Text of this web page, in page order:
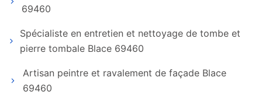
69460
Spécialiste en entretien et nettoyage de tombe et
pierre tombale Blace 69460
Artisan peintre et ravalement de façade Blace
69460